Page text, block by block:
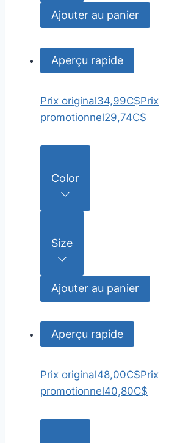
Ajouter au panier
Aperçu rapide
Prix original34,99C$Prix
promotionnel29,74C$
Color
Size
Ajouter au panier
Aperçu rapide
Prix original48,00C$Prix
promotionnel40,80C$